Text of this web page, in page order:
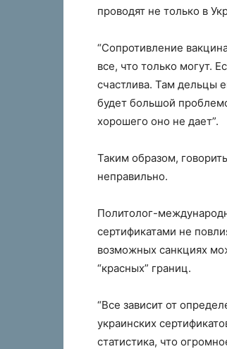
проводят не только в
“Сопротивление
все, что только могут.
счастлива. Там дельцы
будет большой
хорошего оно не дает”.
Таким образом,
неправильно.
Политолог-
сертификатами не
возможных санкциях
“красных” границ.
“Все зависит от
украинских
статистика, что